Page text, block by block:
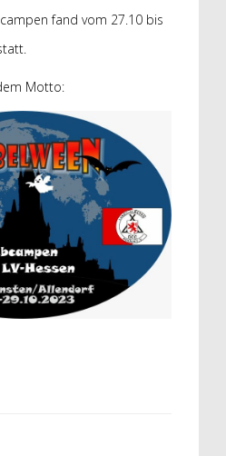
fand vom 27.10 bis
Motto: